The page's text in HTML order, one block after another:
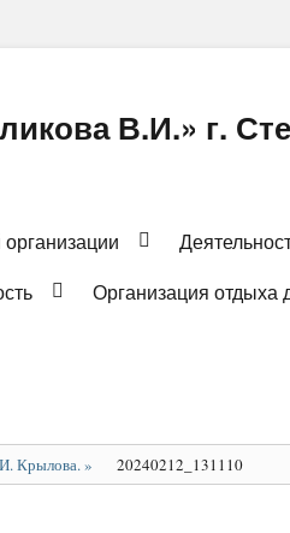
В.И.» г.
Организация отдыха
Крылова.» 20240212_131110